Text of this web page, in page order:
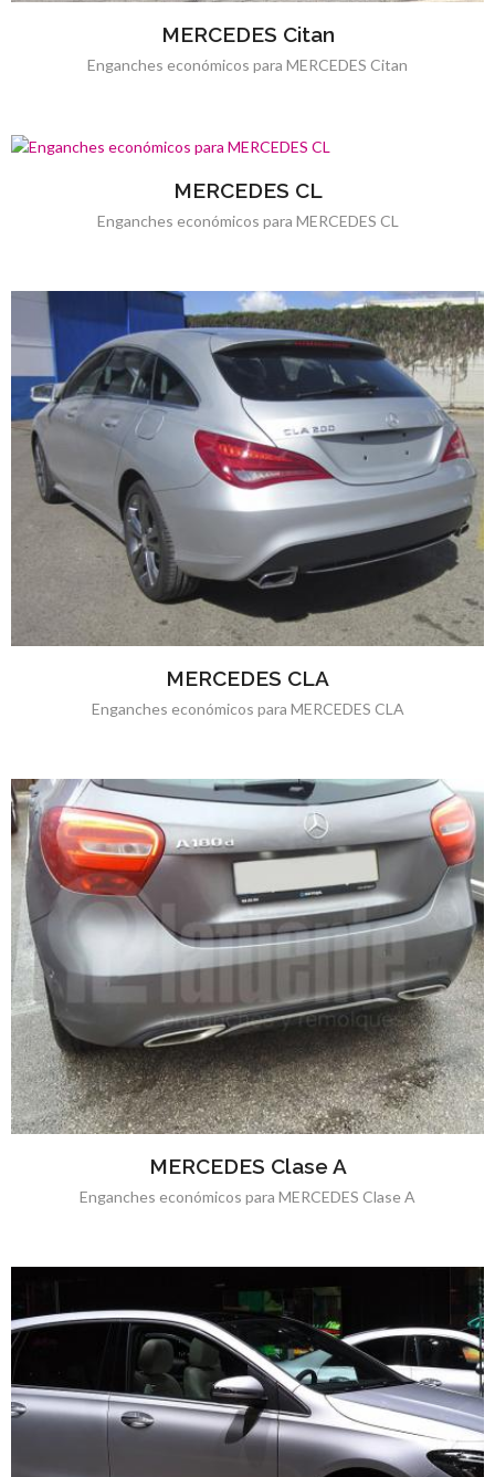
MERCEDES Citan
Enganches económicos para MERCEDES Citan
MERCEDES CL
Enganches económicos para MERCEDES CL
MERCEDES CLA
Enganches económicos para MERCEDES CLA
MERCEDES Clase A
Enganches económicos para MERCEDES Clase A